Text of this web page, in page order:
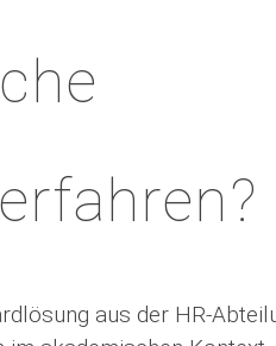
aus der HR-